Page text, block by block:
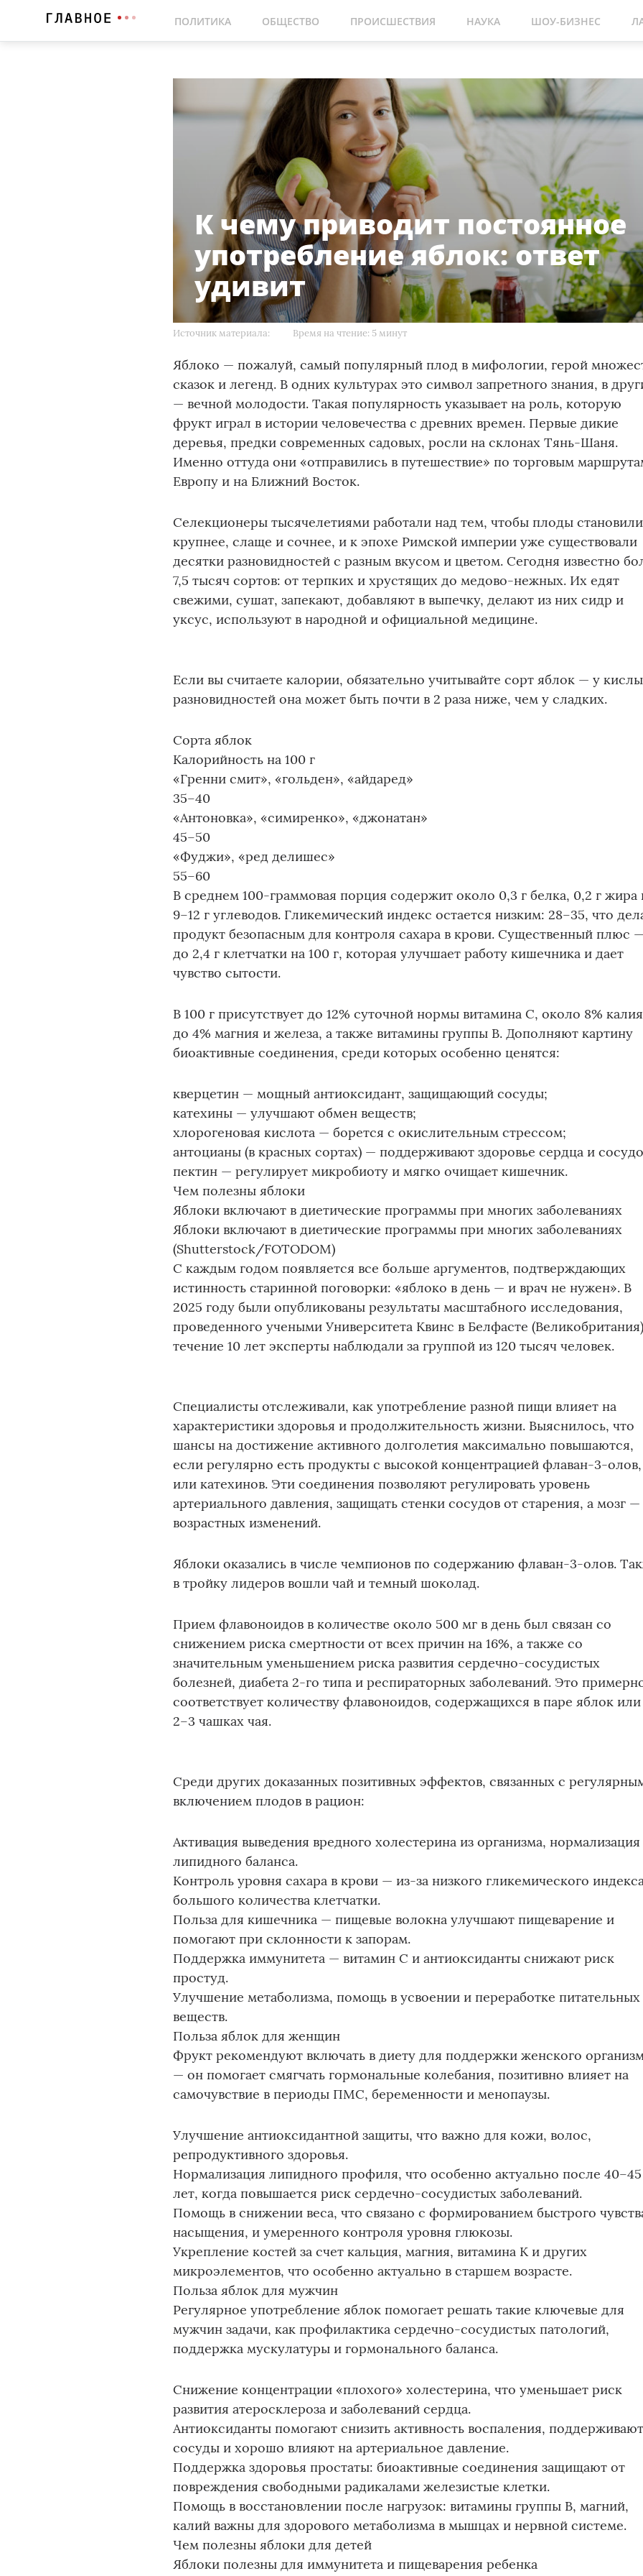
ПОЛИТИКА ОБЩЕСТВО ПРОИСШЕСТВИЯ НАУКА ШОУ-БИЗНЕС
К чему приводит постоянное
употребление яблок: ответ
удивит
Источник материала: Время на чтение: 5 минут
Яблоко — пожалуй, самый популярный плод в мифологии, герой
сказок и легенд. В одних культурах это символ запретного знания, в
— вечной молодости. Такая популярность указывает на роль, которую
фрукт играл в истории человечества с древних времен. Первые дикие
деревья, предки современных садовых, росли на склонах Тянь-Шаня.
Именно оттуда они «отправились в путешествие» по торговым
Европу и на Ближний Восток.
Селекционеры тысячелетиями работали над тем, чтобы плоды
крупнее, слаще и сочнее, и к эпохе Римской империи уже существовали
десятки разновидностей с разным вкусом и цветом. Сегодня известно
7,5 тысяч сортов: от терпких и хрустящих до медово-нежных. Их едят
свежими, сушат, запекают, добавляют в выпечку, делают из них сидр и
уксус, используют в народной и официальной медицине.
Если вы считаете калории, обязательно учитывайте сорт яблок — у
разновидностей она может быть почти в 2 раза ниже, чем у сладких.
Сорта яблок
Калорийность на 100 г
«Гренни смит», «гольден», «айдаред»
35–40
«Антоновка», «симиренко», «джонатан»
45–50
«Фуджи», «ред делишес»
55–60
В среднем 100-граммовая порция содержит около 0,3 г белка, 0,2 г жира
9–12 г углеводов. Гликемический индекс остается низким: 28–35, что
продукт безопасным для контроля сахара в крови. Существенный плюс
до 2,4 г клетчатки на 100 г, которая улучшает работу кишечника и дает
чувство сытости.
В 100 г присутствует до 12% суточной нормы витамина С, около 8%
до 4% магния и железа, а также витамины группы B. Дополняют картину
биоактивные соединения, среди которых особенно ценятся:
кверцетин — мощный антиоксидант, защищающий сосуды;
катехины — улучшают обмен веществ;
хлорогеновая кислота — борется с окислительным стрессом;
антоцианы (в красных сортах) — поддерживают здоровье сердца и
пектин — регулирует микробиоту и мягко очищает кишечник.
Чем полезны яблоки
Яблоки включают в диетические программы при многих заболеваниях
Яблоки включают в диетические программы при многих заболеваниях
(Shutterstock/FOTODOM)
С каждым годом появляется все больше аргументов, подтверждающих
истинность старинной поговорки: «яблоко в день — и врач не нужен». В
2025 году были опубликованы результаты масштабного исследования,
проведенного учеными Университета Квинс в Белфасте
течение 10 лет эксперты наблюдали за группой из 120 тысяч человек.
Специалисты отслеживали, как употребление разной пищи влияет на
характеристики здоровья и продолжительность жизни. Выяснилось, что
шансы на достижение активного долголетия максимально повышаются,
если регулярно есть продукты с высокой концентрацией флаван-3-олов,
или катехинов. Эти соединения позволяют регулировать уровень
артериального давления, защищать стенки сосудов от старения, а мозг —
возрастных изменений.
Яблоки оказались в числе чемпионов по содержанию флаван-3-олов.
в тройку лидеров вошли чай и темный шоколад.
Прием флавоноидов в количестве около 500 мг в день был связан со
снижением риска смертности от всех причин на 16%, а также со
значительным уменьшением риска развития сердечно-сосудистых
болезней, диабета 2-го типа и респираторных заболеваний. Это
соответствует количеству флавоноидов, содержащихся в паре яблок или
2–3 чашках чая.
Среди других доказанных позитивных эффектов, связанных с
включением плодов в рацион:
Активация выведения вредного холестерина из организма, нормализация
липидного баланса.
Контроль уровня сахара в крови — из-за низкого гликемического
большого количества клетчатки.
Польза для кишечника — пищевые волокна улучшают пищеварение и
помогают при склонности к запорам.
Поддержка иммунитета — витамин С и антиоксиданты снижают риск
простуд.
Улучшение метаболизма, помощь в усвоении и переработке питательных
веществ.
Польза яблок для женщин
Фрукт рекомендуют включать в диету для поддержки женского
— он помогает смягчать гормональные колебания, позитивно влияет на
самочувствие в периоды ПМС, беременности и менопаузы.
Улучшение антиоксидантной защиты, что важно для кожи, волос,
репродуктивного здоровья.
Нормализация липидного профиля, что особенно актуально после 40–45
лет, когда повышается риск сердечно-сосудистых заболеваний.
Помощь в снижении веса, что связано с формированием быстрого
насыщения, и умеренного контроля уровня глюкозы.
Укрепление костей за счет кальция, магния, витамина К и других
микроэлементов, что особенно актуально в старшем возрасте.
Польза яблок для мужчин
Регулярное употребление яблок помогает решать такие ключевые для
мужчин задачи, как профилактика сердечно-сосудистых патологий,
поддержка мускулатуры и гормонального баланса.
Снижение концентрации «плохого» холестерина, что уменьшает риск
развития атеросклероза и заболеваний сердца.
Антиоксиданты помогают снизить активность воспаления,
сосуды и хорошо влияют на артериальное давление.
Поддержка здоровья простаты: биоактивные соединения защищают от
повреждения свободными радикалами железистые клетки.
Помощь в восстановлении после нагрузок: витамины группы B, магний,
калий важны для здорового метаболизма в мышцах и нервной системе.
Чем полезны яблоки для детей
Яблоки полезны для иммунитета и пищеварения ребенка